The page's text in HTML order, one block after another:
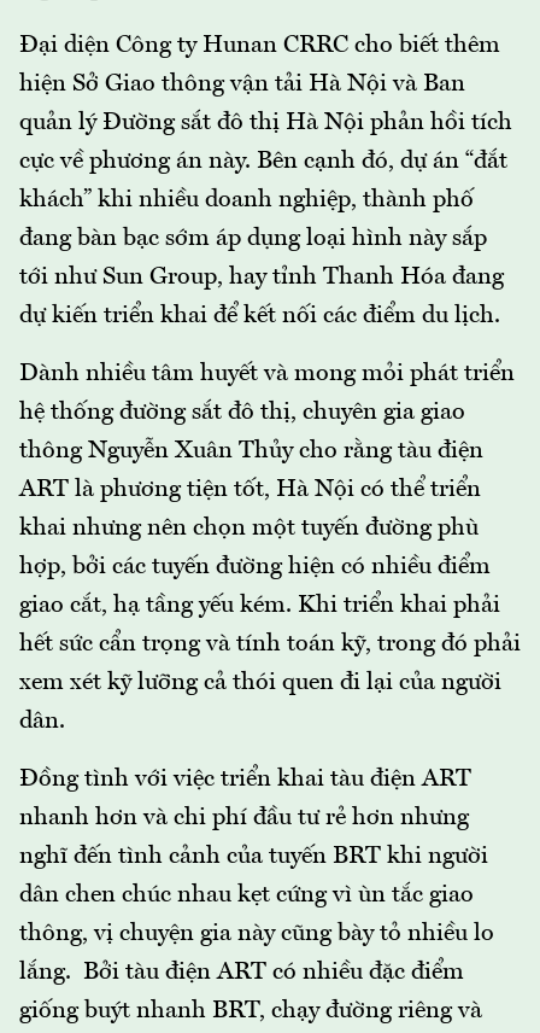
Đại diện Công ty Hunan CRRC cho biết thêm
hiện Sở Giao thông vận tải Hà Nội và Ban
quản lý Đường sắt đô thị Hà Nội phản hồi tích
cực về phương án này. Bên cạnh đó, dự án “đắt
khách” khi nhiều doanh nghiệp, thành phố
đang bàn bạc sớm áp dụng loại hình này sắp
tới như Sun Group, hay tỉnh Thanh Hóa đang
dự kiến triển khai để kết nối các điểm du lịch.
Dành nhiều tâm huyết và mong mỏi phát triển
hệ thống đường sắt đô thị, chuyên gia giao
thông Nguyễn Xuân Thủy cho rằng tàu điện
ART là phương tiện tốt, Hà Nội có thể triển
khai nhưng nên chọn một tuyến đường phù
hợp, bởi các tuyến đường hiện có nhiều điểm
giao cắt, hạ tầng yếu kém. Khi triển khai phải
hết sức cẩn trọng và tính toán kỹ, trong đó phải
xem xét kỹ lưỡng cả thói quen đi lại của người
dân.
Đồng tình với việc triển khai tàu điện ART
nhanh hơn và chi phí đầu tư rẻ hơn nhưng
nghĩ đến tình cảnh của tuyến BRT khi người
dân chen chúc nhau kẹt cứng vì ùn tắc giao
thông, vị chuyện gia này cũng bày tỏ nhiều lo
lắng. Bởi tàu điện ART có nhiều đặc điểm
giống buýt nhanh BRT, chạy đường riêng và